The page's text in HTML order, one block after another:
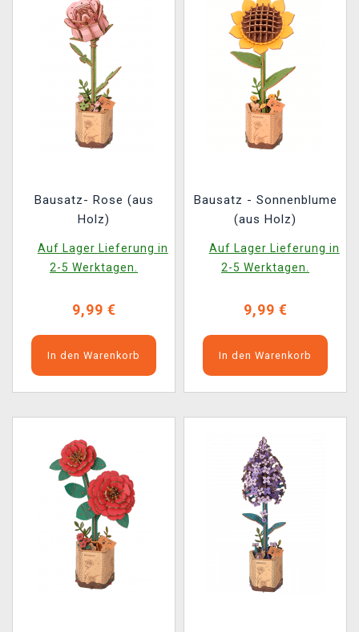
Bausatz- Rose (aus
Holz)
Auf Lager Lieferung in
2-5 Werktagen.
9,99 €
In den Warenkorb
Bausatz - Sonnenblume
(aus Holz)
Auf Lager Lieferung in
2-5 Werktagen.
9,99 €
In den Warenkorb